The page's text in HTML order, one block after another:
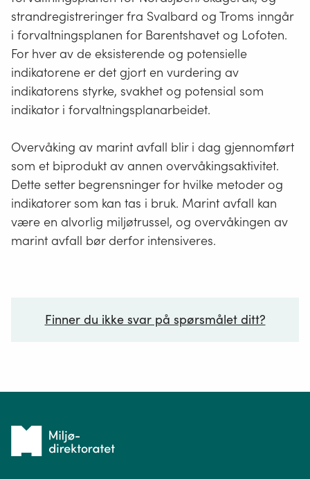
strandregistreringer fra Svalbard og Troms inngår
i forvaltningsplanen for Barentshavet og Lofoten.
For hver av de eksisterende og potensielle
indikatorene er det gjort en vurdering av
indikatorens styrke, svakhet og potensial som
indikator i forvaltningsplanarbeidet.
Overvåking av marint avfall blir i dag gjennomført
som et biprodukt av annen overvåkingsaktivitet.
Dette setter begrensninger for hvilke metoder og
indikatorer som kan tas i bruk. Marint avfall kan
være en alvorlig miljøtrussel, og overvåkingen av
marint avfall bør derfor intensiveres.
Finner du ikke svar på spørsmålet ditt?
Tilbake